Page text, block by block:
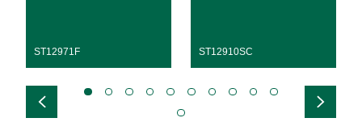
ST12971F ST12910SC